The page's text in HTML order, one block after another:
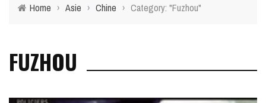
Home › Asie › Chine › Category: "Fuzhou"
FUZHOU